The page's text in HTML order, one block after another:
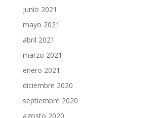
junio 2021
mayo 2021
abril 2021
marzo 2021
enero 2021
diciembre 2020
septiembre 2020
agosto 2020